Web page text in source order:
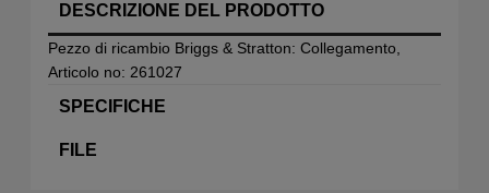
DESCRIZIONE DEL PRODOTTO
Pezzo di ricambio Briggs & Stratton: Collegamento,
Articolo no: 261027
SPECIFICHE
FILE